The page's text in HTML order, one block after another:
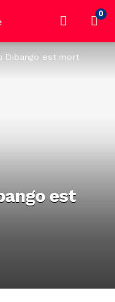
0
Dibango est mort
est